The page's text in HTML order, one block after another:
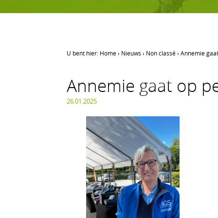
Leren golfen
Onze waarden
U bent hier: Home› Nieuws › Non classé› Annemie
Annemie gaat op
26.01.2025